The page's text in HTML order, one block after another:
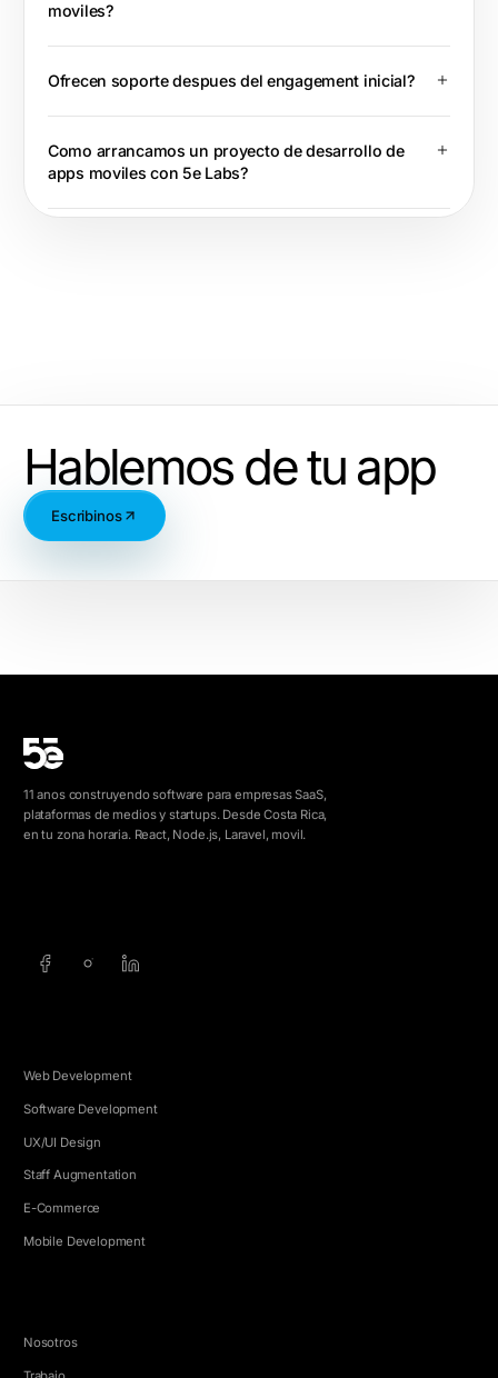
moviles?
Ofrecen soporte despues del engagement inicial?
Como arrancamos un proyecto de desarrollo de
apps moviles con 5e Labs?
Hablemos de tu app
Escribinos
11 anos construyendo software para empresas SaaS,
plataformas de medios y startups. Desde Costa Rica,
en tu zona horaria. React, Node.js, Laravel, movil.
Web Development
Software Development
UX/UI Design
Staff Augmentation
E-Commerce
Mobile Development
Nosotros